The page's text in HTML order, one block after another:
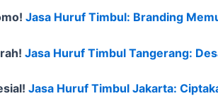
Jasa Huruf Timbul: Branding
Jasa Huruf Timbul Tangerang:
Jasa Huruf Timbul Jakarta: